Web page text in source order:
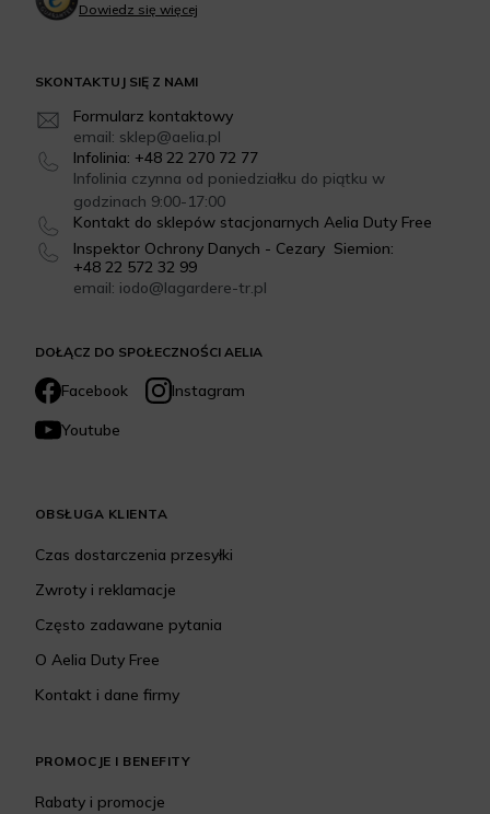
DOŁĄCZ DO SPOŁECZNOŚCI AELIA
Facebook
Instagram
Youtube
SKONTAKTUJ SIĘ Z NAMI
Formularz kontaktowy
email: sklep@aelia.pl
Infolinia: +48 22 270 72 77
Infolinia czynna od poniedziałku do piątku w
godzinach 9:00-17:00
Kontakt do sklepów stacjonarnych Aelia Duty Free
Inspektor Ochrony Danych - Cezary Siemion:
+48 22 572 32 99
email: iodo@lagardere-tr.pl
OBSŁUGA KLIENTA
Czas dostarczenia przesyłki
Zwroty i reklamacje
Często zadawane pytania
O Aelia Duty Free
Kontakt i dane firmy
PROMOCJE I BENEFITY
Rabaty i promocje
Dowiedz się więcej